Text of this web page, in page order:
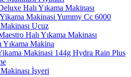
Halı Yıkama Makinası
Makinasi Yummy Cc 6000
Ucuz
Halı Yıkama Makinası
Yıkama Makina
Makinasi 144g Hydra Rain Plus
İşyeri